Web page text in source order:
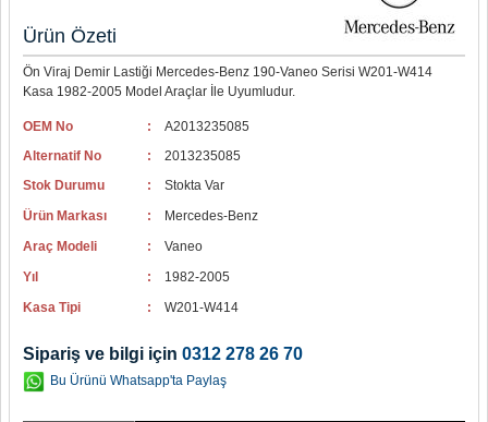
Ürün Özeti
Ön Viraj Demir Lastiği Mercedes-Benz 190-Vaneo Serisi W201-W414
Kasa 1982-2005 Model Araçlar İle Uyumludur.
OEM No :
A2013235085
Alternatif No
:
2013235085
Stok Durumu
:
Stokta Var
Ürün Markası
:
Mercedes-Benz
Araç Modeli
:
Vaneo
Yıl
:
1982-2005
Kasa Tipi
: W201-W414
Sipariş ve bilgi için 0312 278 26 70
Bu Ürünü Whatsapp'ta Paylaş